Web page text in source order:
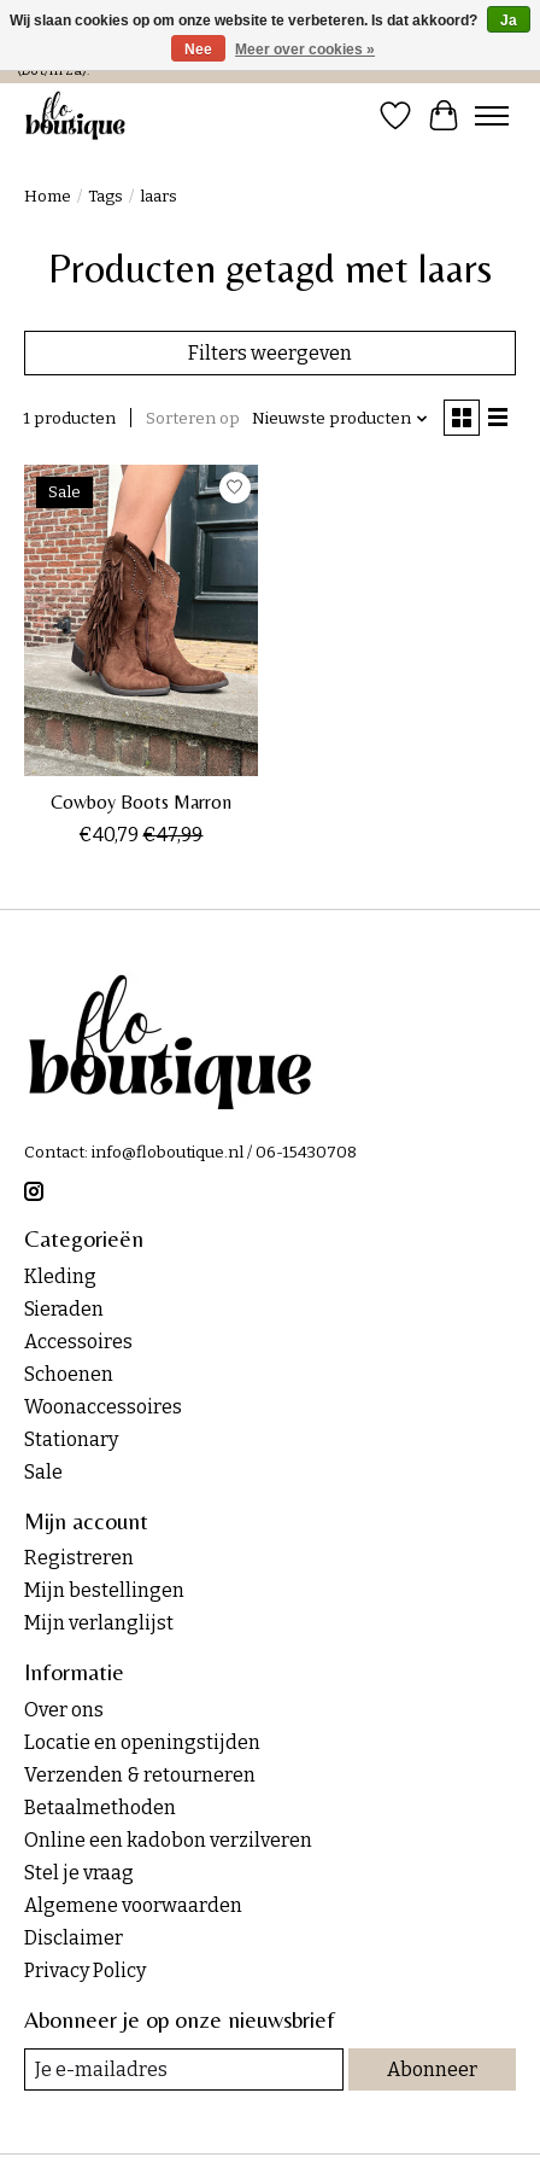
Verzending in NL € 4,99 en gratis bij een bestelling > € 100 of afhalen in de winkel
(Do t/m Za).
Verlanglijst
Home / Tags / laars
Producten getagd met laars
Filters weergeven
1 producten Sorteren op Nieuwste producten
Sale
Cowboy Boots Marron
€40,79 €47,99
Contact: info@floboutique.nl/ 06-15430708
Categorieën
Kleding
Sieraden
Accessoires
Schoenen
Woonaccessoires
Stationary
Sale
Mijn account
Registreren
Mijn bestellingen
Mijn verlanglijst
Informatie
Over ons
Locatie en openingstijden
Verzenden & retourneren
Betaalmethoden
Online een kadobon verzilveren
Stel je vraag
Algemene voorwaarden
Disclaimer
Privacy Policy
Abonneer je op onze nieuwsbrief
Abonneer
Wij slaan cookies op om onze website te verbeteren. Is dat akkoord?
Ja
Nee
Meer over cookies »